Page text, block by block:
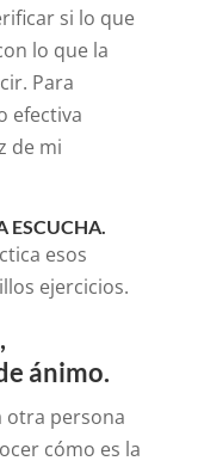
si lo que
lo que la
Para
efectiva
de mi
ESCUCHA.
esos
ejercicios.
ánimo.
otra persona
cómo es la